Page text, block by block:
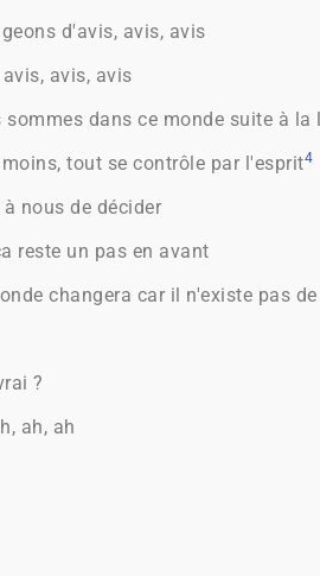
d'avis, avis, avis
avis, avis
sommes dans ce monde suite à
tout se contrôle par l'esprit4
à nous de décider
reste un pas en avant
changera car il n'existe pas
?
ah, ah